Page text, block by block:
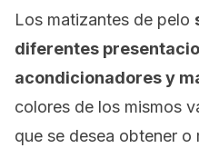
Los matizantes de pelo
diferentes
acondicionadores y
colores de los mismos
que se desea obtener o